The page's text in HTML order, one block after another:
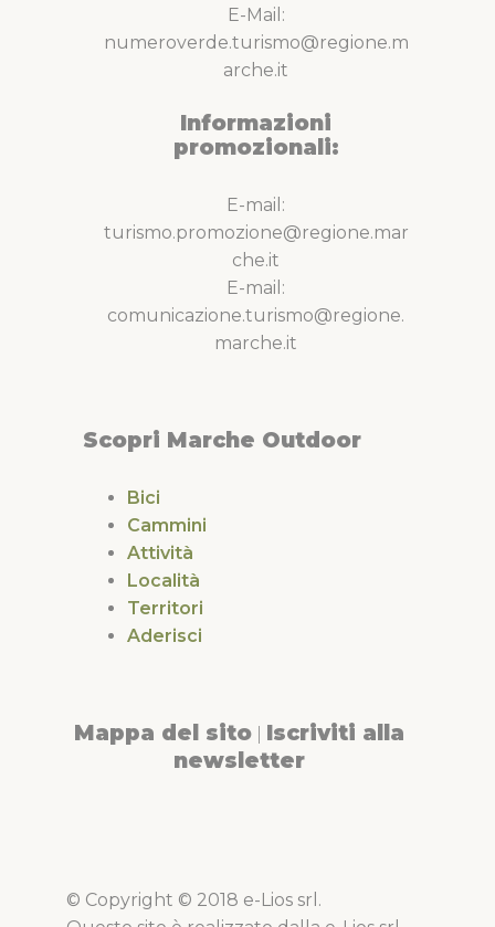
E-Mail:
numeroverde.turismo@regione.m
arche.it
Informazioni
promozionali:
E-mail:
turismo.promozione@regione.mar
che.it
E-mail:
comunicazione.turismo@regione.
marche.it
Scopri Marche Outdoor
Bici
Cammini
Attività
Località
Territori
Aderisci
Mappa del sito Iscriviti alla
newsletter
© Copyright © 2018 e-Lios srl.